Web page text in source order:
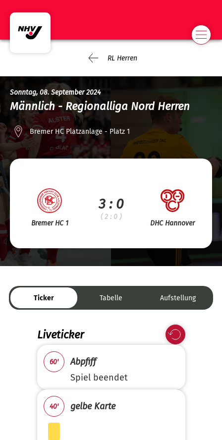
RL Herren
Sonntag, 08. September 2024
Männlich - Regionalliga Nord Herren
Bremer HC Platzanlage - Platz 1
Bremer HC 1
3 : 0
( 2 : 0 )
DHC Hannover
Ticker Tabelle Aufstellung
Liveticker
60'
Abpfiff
Spiel beendet
40' gelbe Karte